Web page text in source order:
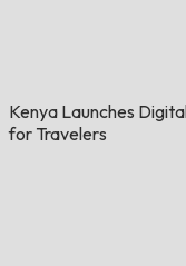
Kenya Launches
for Travelers